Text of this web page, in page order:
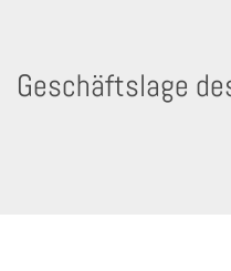
Geschäftslage